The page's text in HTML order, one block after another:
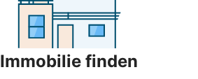
Immobilie finden